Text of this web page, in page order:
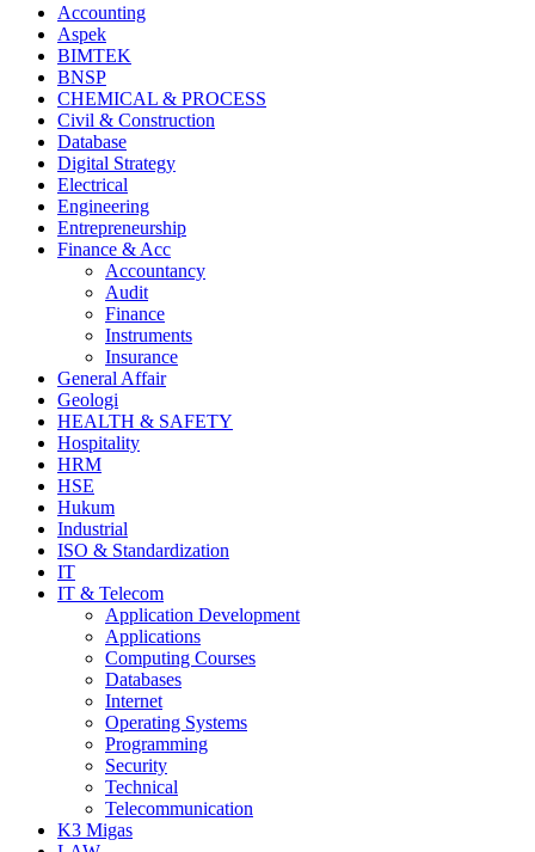
Accounting
Aspek
BIMTEK
BNSP
CHEMICAL & PROCESS
Civil & Construction
Database
Digital Strategy
Electrical
Engineering
Entrepreneurship
Finance & Acc
Accountancy
Audit
Finance
Instruments
Insurance
General Affair
Geologi
HEALTH & SAFETY
Hospitality
HRM
HSE
Hukum
Industrial
ISO & Standardization
IT
IT & Telecom
Application Development
Applications
Computing Courses
Databases
Internet
Operating Systems
Programming
Security
Technical
Telecommunication
K3 Migas